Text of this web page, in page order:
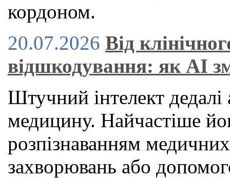
кордоном.
20.07.2026 Від
відшкодування: як AI
Штучний інтелект
медицину. Найчастіше
розпізнаванням
захворювань або